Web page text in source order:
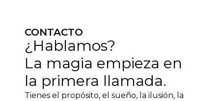
CONTACTO
¿Hablamos?
La magia empieza en
la primera llamada.
Tienes el propósito, el sueño, la ilusión, la